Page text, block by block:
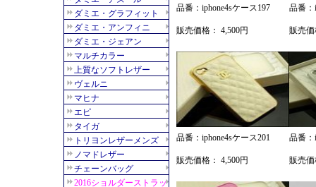
品番：iphone4sケース197
販売価格： 4,500円
品番：
販売価
品番：iphone4sケース201
販売価格： 4,500円
品番：
販売価